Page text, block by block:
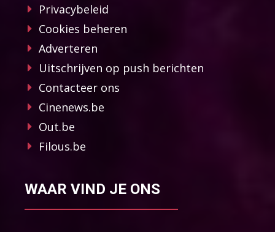
Privacybeleid
Cookies beheren
Adverteren
Uitschrijven op push berichten
Contacteer ons
Cinenews.be
Out.be
Filous.be
WAAR VIND JE ONS